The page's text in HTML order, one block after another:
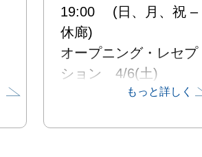
19:00　 (日、月、祝 –
休廊)
オープニング・レセプ
ション　4/6(土)
17:00-19:00 もっと詳しく